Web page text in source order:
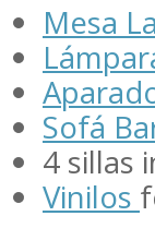
Mesa
Sofá
4 sillas
Vinilos